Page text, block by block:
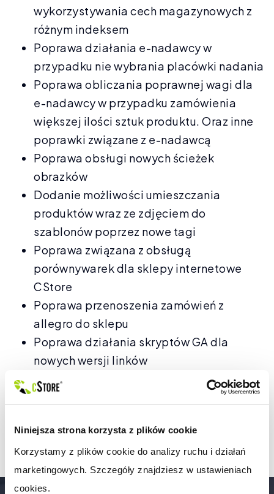
Niniejsza strona korzysta z plików cookie
Korzystamy z plików cookie do analizy ruchu i działań
marketingowych. Szczegóły znajdziesz w ustawieniach
cookies.
wykorzystywania cech magazynowych z
różnym indeksem
Poprawa działania e-nadawcy w
przypadku nie wybrania placówki nadania
Poprawa obliczania poprawnej wagi dla
e-nadawcy w przypadku zamówienia
większej ilości sztuk produktu. Oraz inne
poprawki związane z e-nadawcą
Poprawa obsługi nowych ścieżek
obrazków
Dodanie możliwości umieszczania
produktów wraz ze zdjęciem do
szablonów poprzez nowe tagi
Poprawa związana z obsługą
porównywarek dla sklepy internetowe
CStore
Poprawa przenoszenia zamówień z
allegro do sklepu
Poprawa działania skryptów GA dla
nowych wersji linków
…oraz wiele innych poprawek
zwiększających stabilizację sklepu